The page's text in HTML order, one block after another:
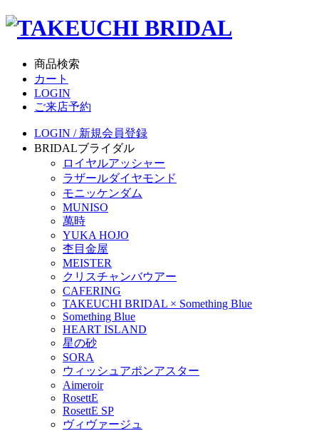
商品検索
カート
LOGIN
ご来店予約
LOGIN / 新規会員登録
BRIDALブライダル
ロイヤルアッシャー
ラザールダイヤモンド
モニッケンダム
MUNISO
萬時
YUKA HOJO
杢目金屋
MEISTER
クリスチャンバウアー
CAFERING
TAKEUCHI BRIDAL × Something Blue
Something Blue
HEART ISLAND
星の砂
SORA
ウィッシュアポンアスター
Aimeroir
RosettE
RosettE SP
ヴィヴァージュ